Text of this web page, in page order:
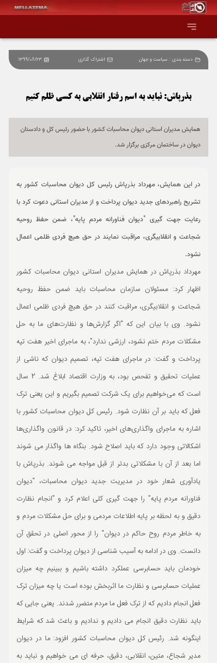
صفحه اصلی
همه عناوین
اقتصاد
سیاست و جهان
ورزشی
سبک زندگی
دسته بندی : سیاست و جهان اشتراک گذاری 1399/06/23
بذرپاش: نباید به اسم رفتار انقلابی به کسی ظلم کنیم
همایش مدیران استانی دیوان محاسبات کشور با حضور رئیس کل و دادستان
دیوان در ساختمان مرکزی برگزار شد.
در این همایش، مهرداد بذرپاش رئیس کل دیوان محاسبات کشور به
تشریح راهبردهای جدید دیوان پرداخت و از مدیران استانی دعوت کرد با
رعایت جهت گیری "دیوان فناورانه مردم پایه"، ضمن حفظ روحیه
شجاعت و انقلابیگری، مراقبت نمایند در حق هیچ فردی ظلمی اعمال
نشود.
مهرداد بذرپاش در همایش مدیران استانی دیوان محاسبات کشور
اظهار کرد: مسئولان سازمان محاسبات باید ضمن حفظ روحیه
شجاعت و انقلابیگری، مراقبت کنند در حق هیچ فردی ظلمی اعمال
نشود. وی با بیان این که "اگر گزارش‌ها و نظارت‌های ما به حل
مشکلات مردم ختم نشود، ارزشی ندارد"، به ماجرای اخیر هفت تپه
پرداخت و گفت: در ماجرای هفت تپه، تصمیم دیوان که ناشی از
عملیات تحقیق و تفحص بود، به وزارت اقتصاد ابلاغ شد. 2 سال
است که می‌خواهیم برای یک شرکت تصمیم بگیریم و این یعنی ترک
فعل که باید بر آن نظارت شود. رئیس کل دیوان محاسبات کشور با
اشاره به ماجرای واگذاری‌های اخیر، تاکید کرد: در قانون واگذاری‌ها
اشکالاتی وجود دارد که باید اصلاح شود. بنگاه ها واگذار می شوند
اما بعد از آن با مشکلاتی بدتر از قبل مواجه می شوند. بذرپاش با
یادآوری شعار خود در مدیریت جدید دیوان محاسبات، "دیوان
فناورانه مردم پایه" را جهت گیری کلی اعلام کرد و "انجام نظارت
دقیق و به لحظه بر پایه اطلاعات مردمی و برای حل مشکلات مردم و
به خاطر مردم روح حاکم در دیوان" را از محور اصلی در تحقق آن
دانست. وی در ادامه به آسیب شناسی از دیوان پرداخت و گفت: اول
خودمان باید حسابرسی عملکرد داشته باشیم و ببینیم چه میزان
عملیات حسابرسی و نظارت ما اثربخش بوده است یا چه میزان ترک
فعل انجام دادیم که از ترک فعل ما مردم متضرر شدند. یعنی جایی که
باید نظارت دقیق انجام می دادیم و ندادیم و باعث شد که شرایط
اینگونه شد. رئیس کل دیوان محاسبات کشور افزود: ما در دیوان
مدیر شجاع، متین، انقلابی، دقیق، حرفه ای می خواهیم و نباید به